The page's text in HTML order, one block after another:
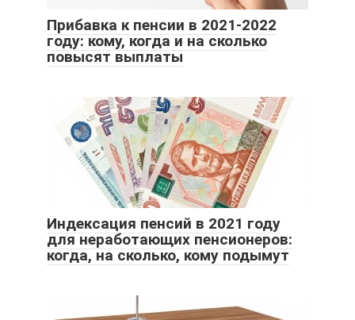
Прибавка к пенсии в 2021-2022
году: кому, когда и на сколько
повысят выплаты
Индексация пенсий в 2021 году
для неработающих пенсионеров:
когда, на сколько, кому подымут